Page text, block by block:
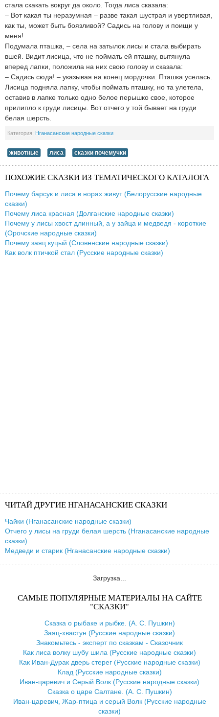
стала скакать вокруг да около. Тогда лиса сказала:
– Вот какая ты неразумная – разве такая шустрая и увертливая,
как ты, может быть боязливой? Садись на голову и поищи у
меня!
Подумала пташка, – села на затылок лисы и стала выбирать
вшей. Видит лисица, что не поймать ей пташку, вытянула
вперед лапки, положила на них свою голову и сказала:
– Садись сюда! – указывая на конец мордочки. Пташка уселась.
Лисица подняла лапку, чтобы поймать пташку, но та улетела,
оставив в лапке только одно белое перышко свое, которое
прилипло к груди лисицы. Вот отчего у той бывает на груди
белая шерсть.
Категория: Нганасанские народные сказки
животные лиса сказки почемучки
ПОХОЖИЕ СКАЗКИ ИЗ ТЕМАТИЧЕСКОГО КАТАЛОГА
Почему барсук и лиса в норах живут (Белорусские народные
сказки)
Почему лиса красная (Долганские народные сказки)
Почему у лисы хвост длинный, а у зайца и медведя - короткие
(Орочские народные сказки)
Почему заяц куцый (Словенские народные сказки)
Как волк птичкой стал (Русские народные сказки)
ЧИТАЙ ДРУГИЕ НГАНАСАНСКИЕ СКАЗКИ
Чайки (Нганасанские народные сказки)
Отчего у лисы на груди белая шерсть (Нганасанские народные
сказки)
Медведи и старик (Нганасанские народные сказки)
Загрузка...
САМЫЕ ПОПУЛЯРНЫЕ МАТЕРИАЛЫ НА САЙТЕ
"СКАЗКИ"
Сказка о рыбаке и рыбке. (А. С. Пушкин)
Заяц-хвастун (Русские народные сказки)
Знакомьтесь - эксперт по сказкам - Сказочник
Как лиса волку шубу шила (Русские народные сказки)
Как Иван-Дурак дверь стерег (Русские народные сказки)
Клад (Русские народные сказки)
Иван-царевич и Серый Волк (Русские народные сказки)
Сказка о царе Салтане. (А. С. Пушкин)
Иван-царевич, Жар-птица и серый Волк (Русские народные
сказки)